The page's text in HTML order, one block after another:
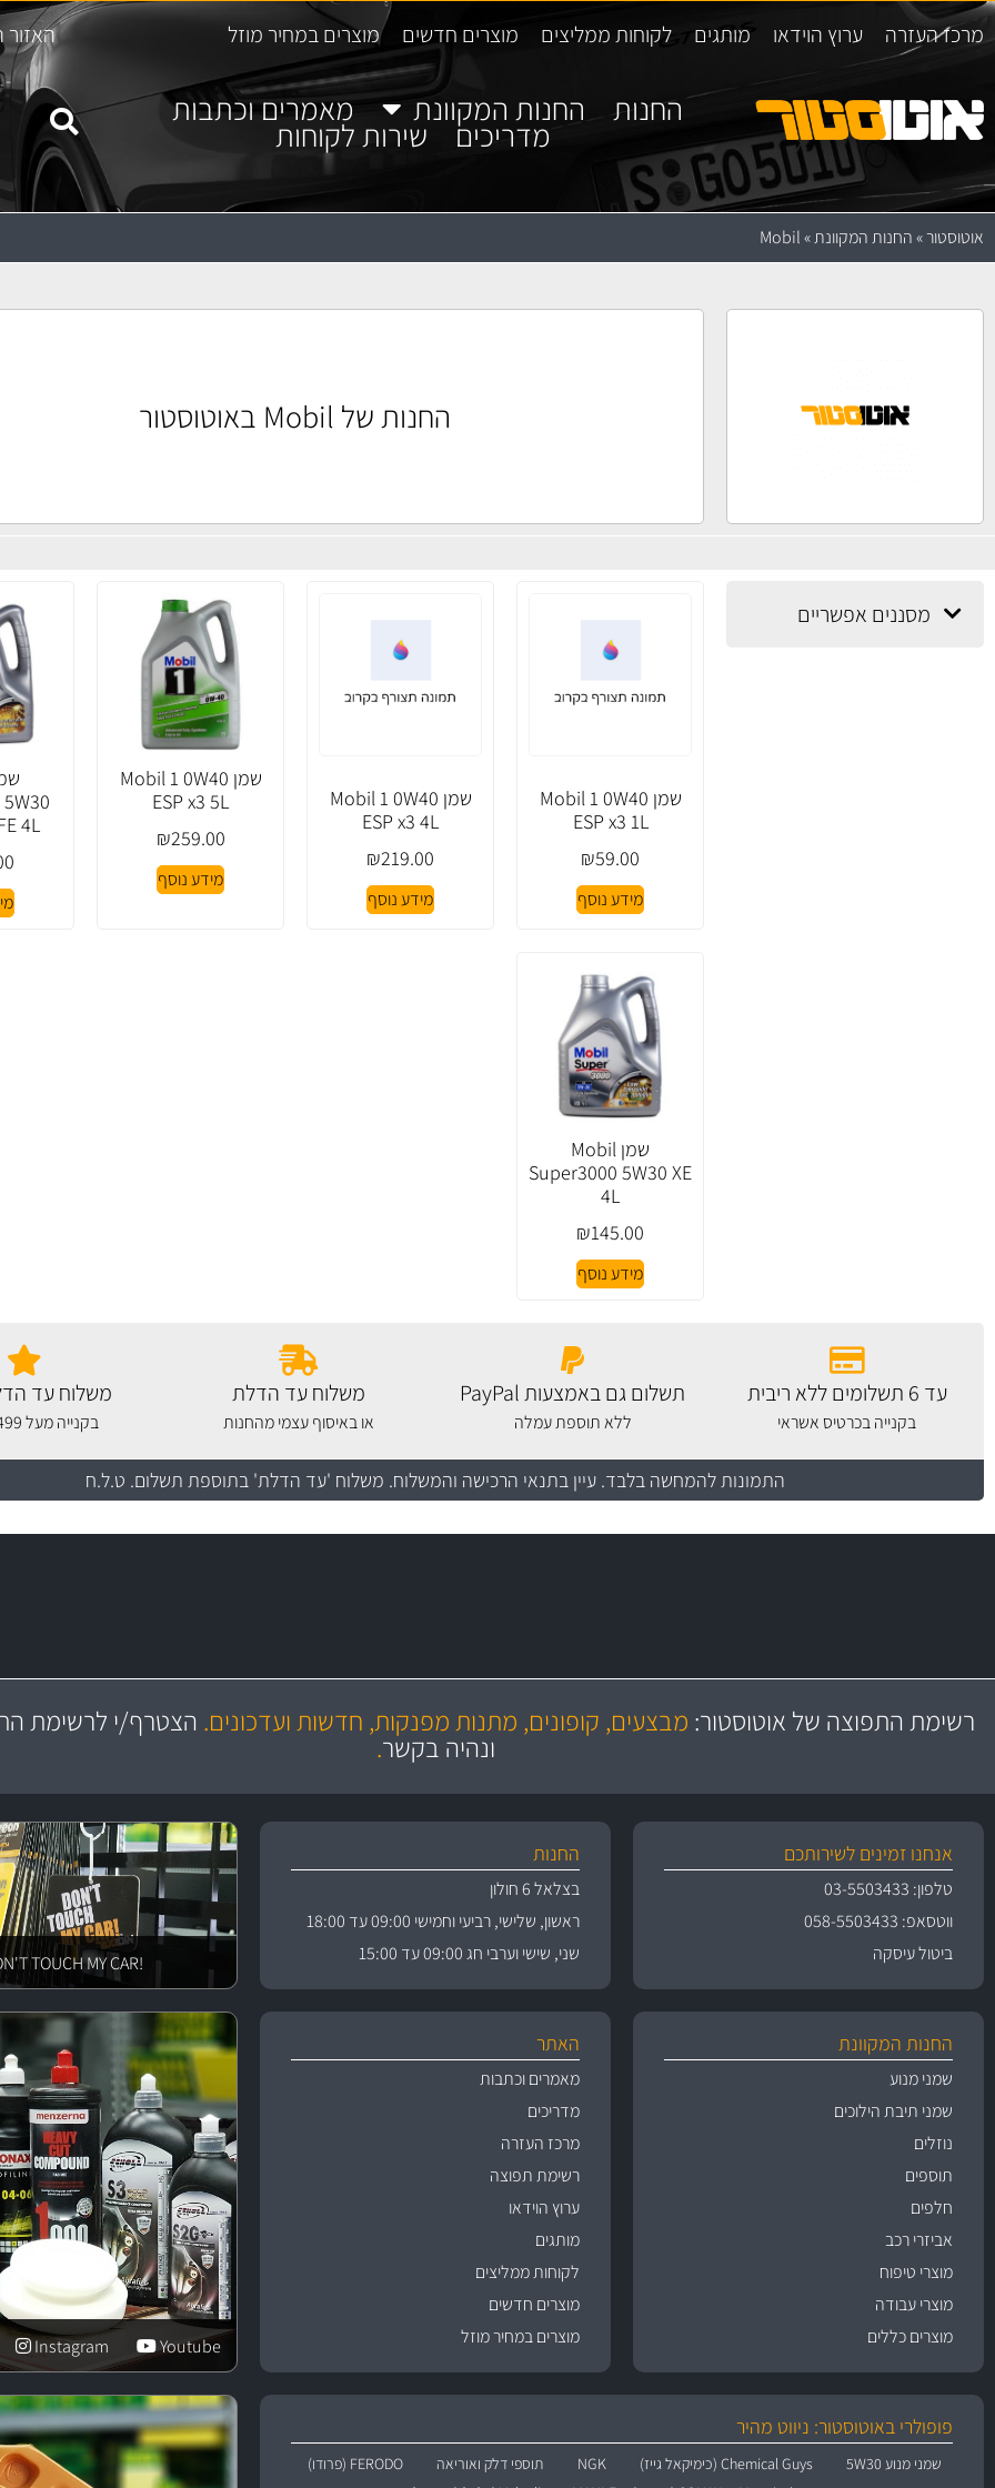
מרכז העזרה ערוץ הוידאו מותגים לקוחות ממליצים מוצרים חדשים מוצרים במחיר מוזל האזור
החנות החנות המקוונת מאמרים וכתבות
מדריכים שירות לקוחות
אוטוסטור»החנות המקוונת»
Mobil
החנות של Mobil באוטוסטור
מסננים אפשריים
שמן Mobil 1 0W40
ESP x3 1L
₪59.00
מידע נוסף
שמן Mobil 1 0W40
ESP x3 4L
₪219.00
מידע נוסף
שמן Mobil 1 0W40
ESP x3 5L
₪259.00
מידע נוסף
4L
שמן Mobil
Super3000 5W30 XE
4L
₪145.00
מידע נוסף
עד 6 תשלומים ללא ריבית
בקנייה בכרטיס אשראי
תשלום גם באמצעות PayPal
ללא תוספת עמלה
משלוח עד הדלת
או באיסוף עצמי מהחנות
משלוח עד
בקנייה מעל 499 שקלים
התמונות להמחשה בלבד. עיין בתנאי הרכישה והמשלוח. משלוח 'עד הדלת' בתוספת תשלום. ט.ל.ח
משלוח מהיר
באמצעות צ'יטה
משלוחים
במחיר
יותר מ- 500 מסנני שמן, אוויר, דלק וקבינה
מחלקת המסננים שלנו עשירה וכוללת מסננים מקוריים ומסננים של MANN ו- MAHLE
גרמניה
יותר מ- 400 מוצרי טיפוח לרכב
בקרו במחלקת מוצרי
מקצועיות
ושירות מצויין רשימת התפוצה של אוטוסטור: מבצעים, קופונים, מתנות מפנקות, חדשות ועדכונים. הצטרף/י לרשימת
ונהיה בקשר.
אנחנו זמינים לשירותכם
טלפון: 03-5503433
ווטסאפ: 058-5503433
ביטול עיסקה
החנות
בצלאל 6 חולון
ראשון, שלישי, רביעי וחמישי 09:00 עד 18:00
שני, שישי וערבי חג 09:00 עד 15:00
!DON'T TOUCH MY CAR
החנות המקוונת
שמני מנוע
שמני תיבת הילוכים
נוזלים
תוספים
חלפים
אביזרי רכב
מוצרי טיפוח
מוצרי עבודה
מוצרים כללים
האתר
מאמרים וכתבות
מדריכים
מרכז העזרה
רשימת תפוצה
ערוץ הוידאו
מותגים
לקוחות ממליצים
מוצרים חדשים
מוצרים במחיר מוזל
Youtube
Instagram
פופולרי באוטוסטור: ניווט מהיר
שמני מנוע 5W30 Chemical Guys (כימיקאל גייז) NGK תוספי דלק ואוריאה
FERODO (פרודו)